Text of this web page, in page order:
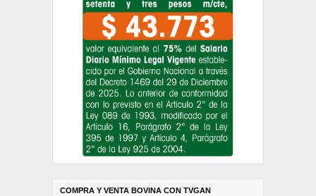
COMPRA Y VENTA BOVINA CON TVGAN